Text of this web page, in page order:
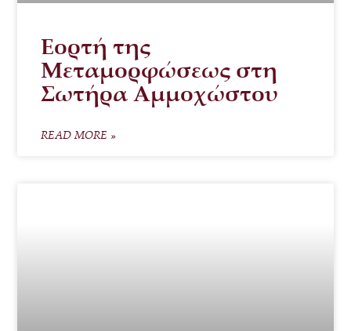
Εορτή της
Μεταμορφώσεως στη
Σωτήρα Αμμοχώστου
READ MORE »